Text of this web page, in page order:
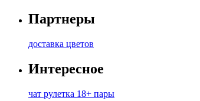
Партнеры
доставка цветов
Интересное
чат рулетка 18+ пары